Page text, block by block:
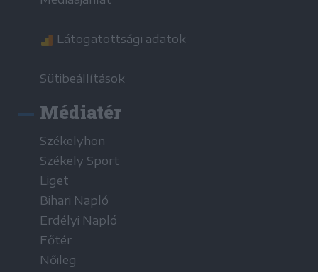
Látogatottsági adatok
Sütibeállítások
Médiatér
Székelyhon
Székely Sport
Liget
Bihari Napló
Erdélyi Napló
Főtér
Nőileg